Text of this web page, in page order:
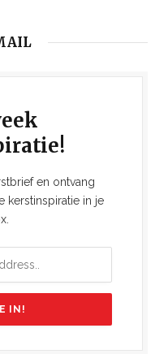
en ontvang
kerstinspiratie in je